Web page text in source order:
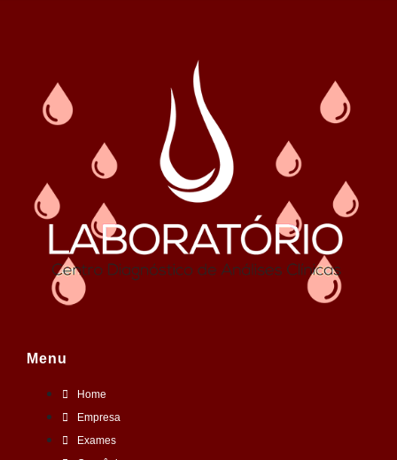
Menu
Home
Empresa
Exames